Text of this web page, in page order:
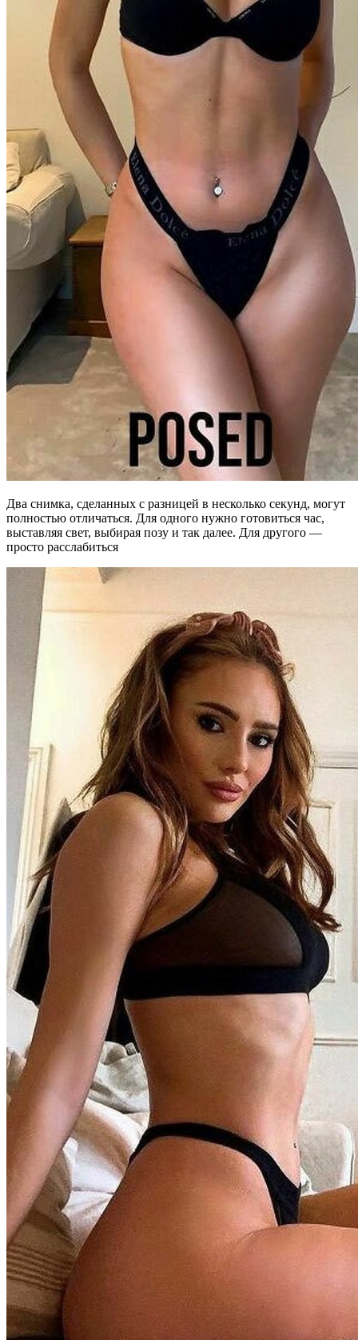
Два снимка, сделанных с разницей в несколько секунд, могут
полностью отличаться. Для одного нужно готовиться час,
выставляя свет, выбирая позу и так далее. Для другого —
просто расслабиться